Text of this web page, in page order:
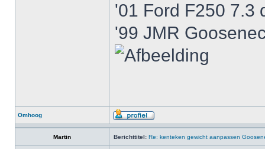
'01 Ford F250 7.3
'99 JMR
Omhoog
Martin Berichttitel: Re: kenteken gewicht aanpassen